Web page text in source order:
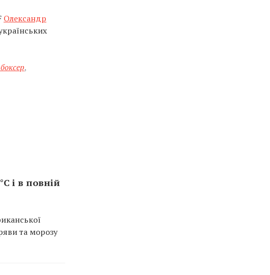
Олександр
,
і в повній
та морозу